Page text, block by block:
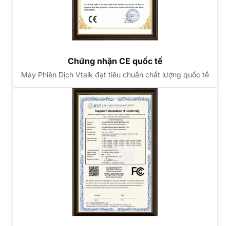
Chứng nhận CE quốc tế
Máy Phiên Dịch Vtalk đạt tiêu chuẩn chất lượng quốc tế